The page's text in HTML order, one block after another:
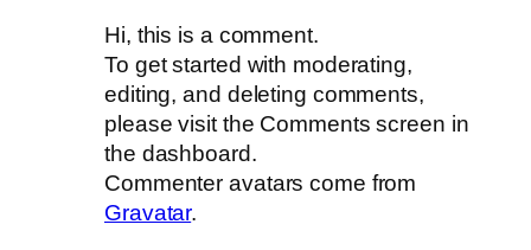
Hi, this is a comment.
To get started with moderating,
editing, and deleting comments,
please visit the Comments screen in
the dashboard.
Commenter avatars come from
Gravatar.